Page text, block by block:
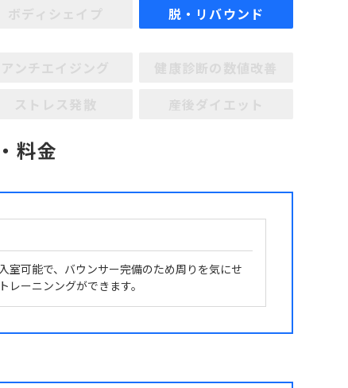
脱・リバウンド
料金
室可能で、バウンサー完備のため周りを気にせ
レーニンングができます。